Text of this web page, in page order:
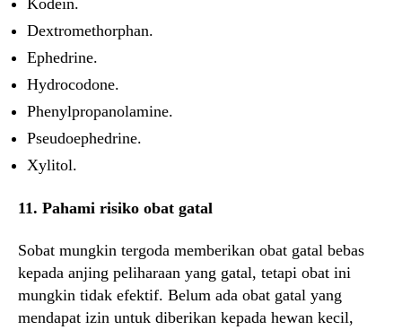
Kodein.
Dextromethorphan.
Ephedrine.
Hydrocodone.
Phenylpropanolamine.
Pseudoephedrine.
Xylitol.
11. Pahami risiko obat gatal
Sobat mungkin tergoda memberikan obat gatal bebas
kepada anjing peliharaan yang gatal, tetapi obat ini
mungkin tidak efektif. Belum ada obat gatal yang
mendapat izin untuk diberikan kepada hewan kecil,